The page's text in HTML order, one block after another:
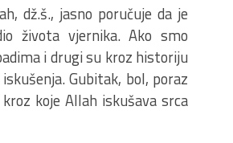
dž.š., jasno poručuje da je
života vjernika. Ako smo
i drugi su kroz historiju
Gubitak, bol, poraz
koje Allah iskušava srca